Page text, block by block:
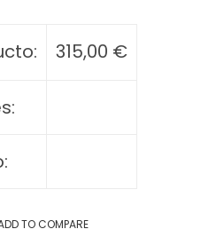
315,00 €
TO COMPARE